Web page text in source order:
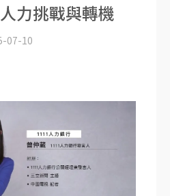
力挑戰與轉機
07-10